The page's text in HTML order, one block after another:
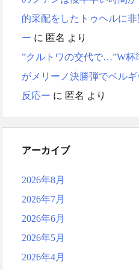
的采配をしたトゥヘルに
ー に 匿名 より
”クルトワの交代で…”W杯
がメリーノ決勝弾でベル
反応ー に 匿名 より
アーカイブ
2026年8月
2026年7月
2026年6月
2026年5月
2026年4月